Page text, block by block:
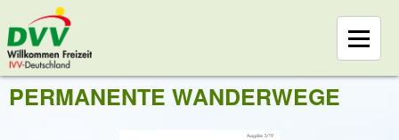
PERMANENTE WANDERWEGE